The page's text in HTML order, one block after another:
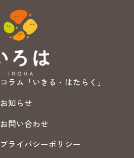
コラム「いきる・はたらく」
お知らせ
お問い合わせ
プライバシーポリシー